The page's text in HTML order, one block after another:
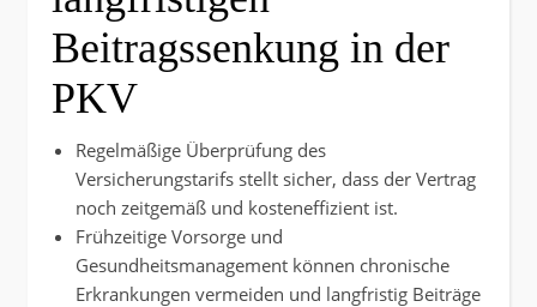
Beitragssenkung in der
PKV
Regelmäßige Überprüfung des
Versicherungstarifs stellt sicher, dass der Vertrag
noch zeitgemäß und kosteneffizient ist.
Frühzeitige Vorsorge und
Gesundheitsmanagement können chronische
Erkrankungen vermeiden und langfristig Beiträge